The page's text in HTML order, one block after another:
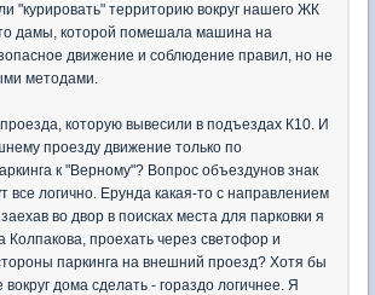
"курировать" территорию вокруг нашего ЖК
дамы, которой помешала машина на
движение и соблюдение правил, но не
методами.
которую вывесили в подъездах К10. И
проезду движение только по
к "Верному"? Вопрос объездунов знак
все логично. Ерунда какая-то с направлением
во двор в поисках места для парковки я
Колпакова, проехать через светофор и
паркинга на внешний проезд? Хотя бы
вокруг дома сделать - гораздо логичнее. Я